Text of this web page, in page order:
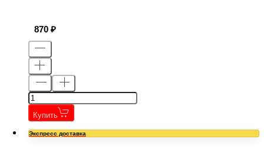
870
Купить
Экспресс доставка